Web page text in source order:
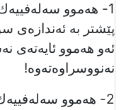
1- هەموو
پێشتر بە ئەندازەی
ئەو هەموو ئایەتەی
نەنووسراوەتەوە!
2- هەموو